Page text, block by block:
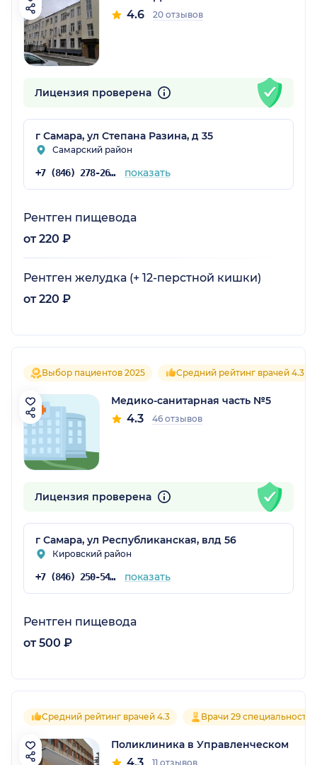
4.6 20 отзывов
Лицензия проверена
г Самара, ул Степана Разина, д 35
Самарский район
+7 (846) 278-26-68 показать
Рентген пищевода
от 220 ₽
Рентген желудка (+ 12-перстной кишки)
от 220 ₽
Выбор пациентов 2025 Средний рейтинг врачей 4.3
Медико-санитарная часть №5
4.3 46 отзывов
Лицензия проверена
г Самара, ул Республиканская, влд 56
Кировский район
+7 (846) 250-54-51 показать
Рентген пищевода
от 500 ₽
Средний рейтинг врачей 4.3 Врачи 29 специальностей
Поликлиника в Управленческом
11 отзывов